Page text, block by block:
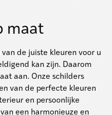
maat
de juiste kleuren voor u
kan zijn. Daarom
aan. Onze schilders
van de perfecte kleuren
en persoonlijke
een harmonieuze en